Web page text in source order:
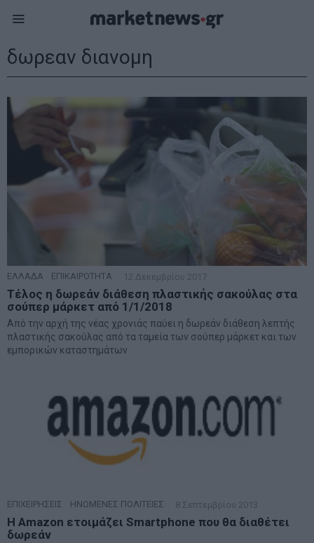
δωρεαν διανομη
ΕΛΛΑΔΑ ΕΠΙΚΑΙΡΟΤΗΤΑ 12 Δεκεμβρίου 2017
Τέλος η δωρεάν διάθεση πλαστικής σακούλας στα
σούπερ μάρκετ από 1/1/2018
Aπό την αρχή της νέας χρονιάς παύει η δωρεάν διάθεση λεπτής
πλαστικής σακούλας από τα ταμεία των σούπερ μάρκετ και των
εμπορικών καταστημάτων
ΕΠΙΧΕΙΡΗΣΕΙΣ ΗΝΩΜΕΝΕΣ ΠΟΛΙΤΕΙΕΣ 8 Σεπτεμβρίου 2013
Η Amazon ετοιμάζει Smartphone που θα διαθέτει
δωρεάν